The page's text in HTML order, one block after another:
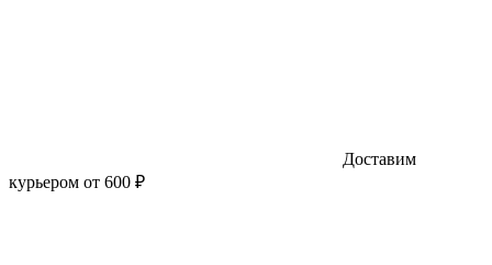
Доставим
курьером от 600 ₽